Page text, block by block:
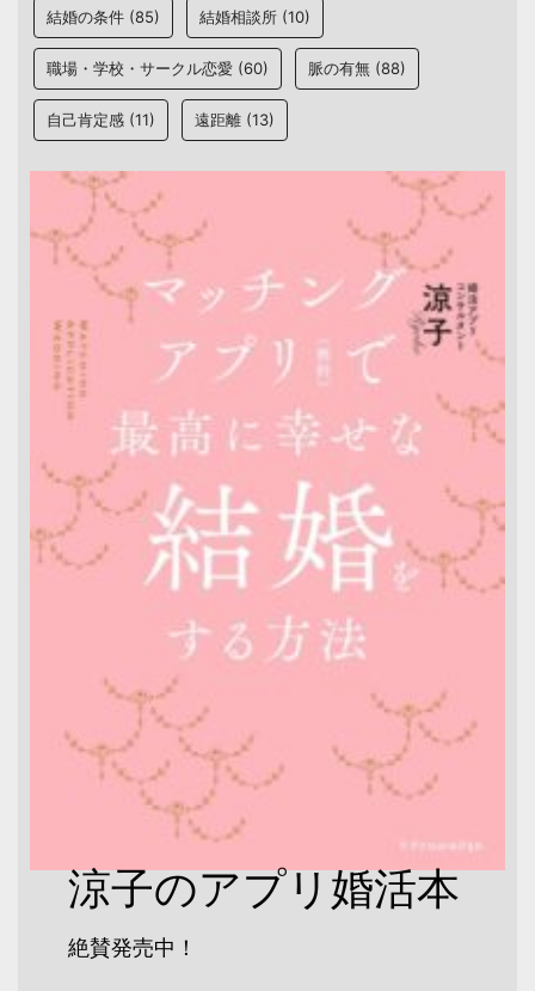
結婚の条件 (85) 結婚相談所 (10)
職場・学校・サークル恋愛 (60) 脈の有無 (88)
自己肯定感 (11) 遠距離 (13)
涼子のアプリ婚活本
絶賛発売中！